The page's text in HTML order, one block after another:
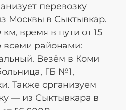
перевозку
Москвы в Сыктывкар.
время в пути от 15
всеми районами:
Везём в Коми
ГБ №1,
Также организуем
— из Сыктывкара в